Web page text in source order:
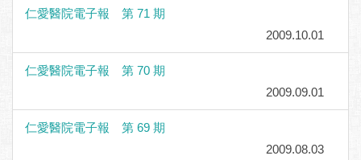
仁愛醫院電子報 第 71 期
2009.10.01
仁愛醫院電子報 第 70 期
2009.09.01
仁愛醫院電子報 第 69 期
2009.08.03